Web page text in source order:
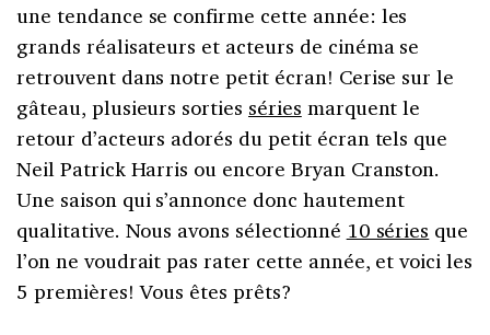
une tendance se confirme cette année: les
grands réalisateurs et acteurs de cinéma se
retrouvent dans notre petit écran! Cerise sur le
gâteau, plusieurs sorties séries marquent le
retour d’acteurs adorés du petit écran tels que
Neil Patrick Harris ou encore Bryan Cranston.
Une saison qui s’annonce donc hautement
qualitative. Nous avons sélectionné 10 séries que
l’on ne voudrait pas rater cette année, et voici les
5 premières! Vous êtes prêts?